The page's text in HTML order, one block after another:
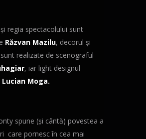
regia spectacolului sunt
Răzvan Mazilu, decorul şi
realizate de scenograful
, iar light designul
Lucian Moga.
spune (şi cântă) povestea a
care pornesc în cea mai